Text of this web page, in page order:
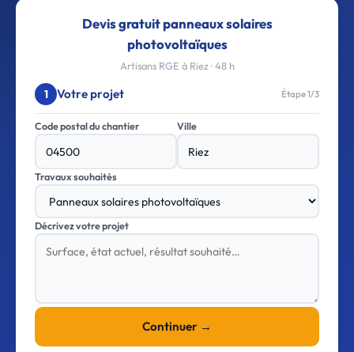
Devis gratuit panneaux solaires
photovoltaïques
Artisans RGE à Riez · 48 h
1 Votre projet Étape 1/3
Code postal du chantier Ville
Travaux souhaités
Décrivez votre projet
Continuer →